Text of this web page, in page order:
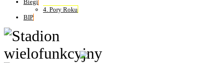
Biegi
4. Pory Roku
BIP